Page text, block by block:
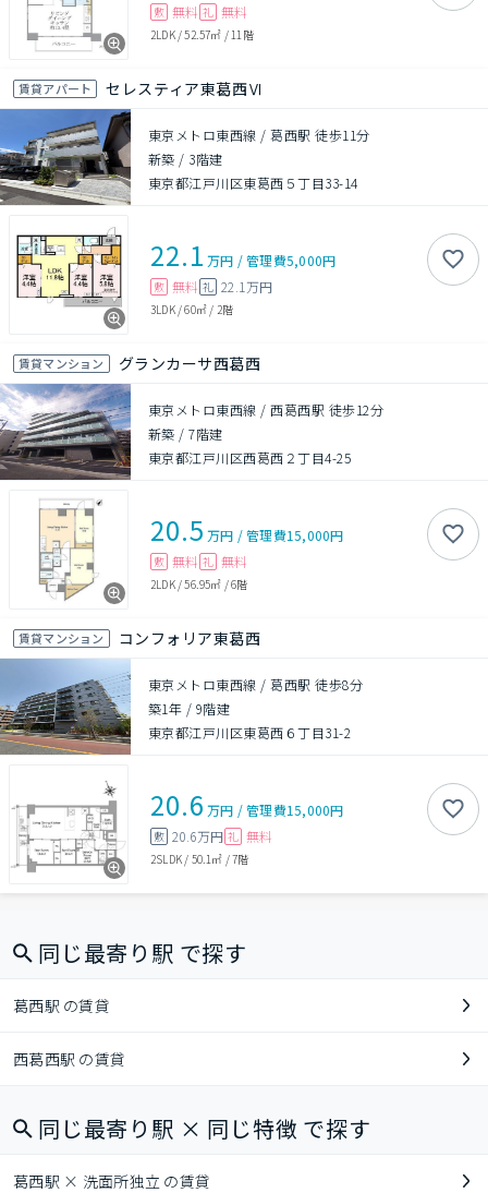
敷 無料 礼 無料
2LDK/52.57㎡ / 11階
賃貸アパート セレスティア東葛西Ⅵ
東京メトロ東西線 / 葛西駅 徒歩11分
新築 / 3階建
東京都江戸川区東葛西５丁目33-14
22.1 万円 /管理費5,000円
敷 無料 礼 22.1万円
3LDK/60㎡ / 2階
賃貸マンション グランカーサ西葛西
東京メトロ東西線 / 西葛西駅 徒歩12分
新築 /7階建
東京都江戸川区西葛西２丁目4-25
20.5 万円 /管理費15,000円
敷 無料 礼 無料
2LDK/56.95㎡ /6階
賃貸マンション コンフォリア東葛西
東京メトロ東西線 / 葛西駅 徒歩8分
築1年 / 9階建
東京都江戸川区東葛西６丁目31-2
20.6 万円 /管理費15,000円
敷 20.6万円 礼 無料
2SLDK / 50.1㎡ /7階
同じ最寄り駅 で探す
葛西駅 の賃貸
西葛西駅 の賃貸
同じ最寄り駅 × 同じ特徴 で探す
葛西駅 × 洗面所独立 の賃貸